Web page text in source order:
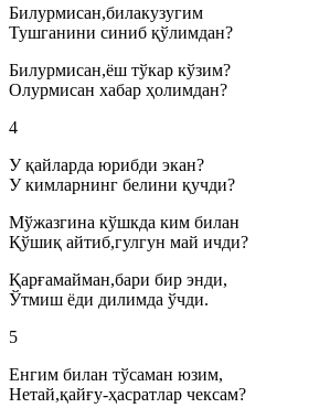
Билурмисан,билакузугим
Тушганини синиб қўлимдан?
Билурмисан,ёш тўкар кўзим?
Олурмисан хабар ҳолимдан?
4
У қайларда юрибди экан?
У кимларнинг белини қучди?
Мўжазгина кўшкда ким билан
Қўшиқ айтиб,гулгун май ичди?
Қарғамайман,бари бир энди,
Ўтмиш ёди дилимда ўчди.
5
Енгим билан тўсаман юзим,
Нетай,қайғу-ҳасратлар чексам?